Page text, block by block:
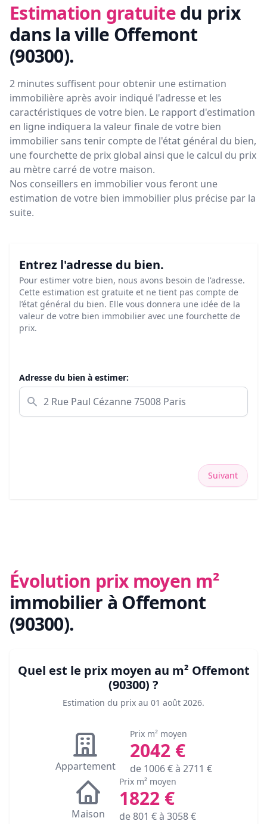
Estimation gratuite du prix
dans la ville Offemont
(90300).
2 minutes suffisent pour obtenir une estimation
immobilière après avoir indiqué l'adresse et les
caractéristiques de votre bien. Le rapport d'estimation
en ligne indiquera la valeur finale de votre bien
immobilier sans tenir compte de l'état général du bien,
une fourchette de prix global ainsi que le calcul du prix
au mètre carré de votre maison.
Nos conseillers en immobilier vous feront une
estimation de votre bien immobilier plus précise par la
suite.
Entrez l'adresse du bien.
Pour estimer votre bien, nous avons besoin de l'adresse.
Cette estimation est gratuite et ne tient pas compte de
l’état général du bien. Elle vous donnera une idée de la
valeur de votre bien immobilier avec une fourchette de
prix.
Adresse du bien à estimer:
Suivant
Évolution prix moyen m²
immobilier à Offemont
(90300).
Quel est le prix moyen au m² Offemont
(90300) ?
Estimation du prix au 01 août 2026.
Appartement
Prix m² moyen
2042€
de 1006€ à 2711 €
Maison
Prix m² moyen
1822€
de801 € à 3058€